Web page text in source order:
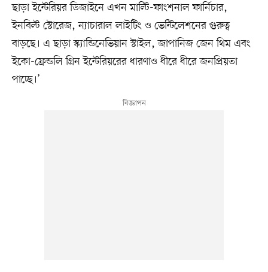
ছাড়া ইন্টেরিয়র ডিজাইনে এখন মাল্টি-ফাংশনাল ফার্নিচার,
ইনবিল্ট স্টোরেজ, ন্যাচারাল লাইটিং ও ভেন্টিলেশনের গুরুত্ব
বাড়ছে। এ ছাড়া স্ক্যান্ডিনেভিয়ান স্টাইল, জাপানিজ জেন থিম এবং
ইকো-ফ্রেন্ডলি গ্রিন ইন্টেরিয়রের ধারণাও ধীরে ধীরে জনপ্রিয়তা
পাচ্ছে।’